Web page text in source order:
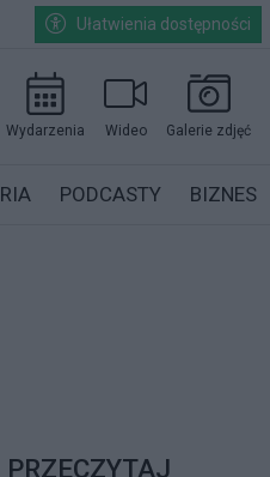
Ułatwienia dostępności
Wydarzenia Wideo Galerie zdjęć
PODCASTY BIZNES
PRZECZYTAJ